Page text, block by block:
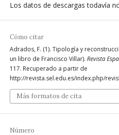
Los datos de descargas todavía
Cómo citar
Adrados, F. (1). Tipología y
un libro de Francisco Villar). Revista
117. Recuperado a partir de
http://revista.sel.edu.es/index.php/
Más formatos de cita
Número